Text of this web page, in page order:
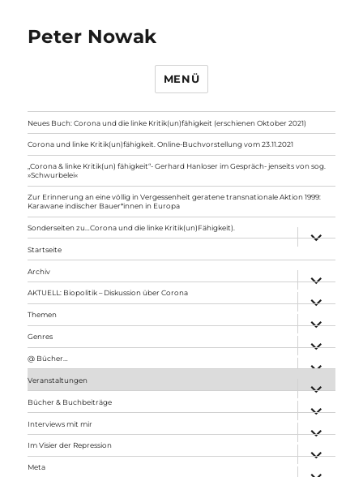
Peter Nowak
MENÜ
Neues Buch: Corona und die linke Kritik(un)fähigkeit (erschienen Oktober 2021)
Corona und linke Kritik(un)fähigkeit. Online-Buchvorstellung vom 23.11.2021
„Corona & linke Kritik(un) fähigkeit“- Gerhard Hanloser im Gespräch- jenseits von sog.
»Schwurbelei«
Zur Erinnerung an eine völlig in Vergessenheit geratene transnationale Aktion 1999:
Karawane indischer Bauer*innen in Europa
Sonderseiten zu…Corona und die linke Kritik(un)Fähigkeit).
anzeigen
Startseite
Archiv
anzeigen
AKTUELL: Biopolitik – Diskussion über Corona
anzeigen
Themen
anzeigen
Genres
anzeigen
@ Bücher…
Veranstaltungen
anzeigen
Bücher & Buchbeiträge
anzeigen
Interviews mit mir
anzeigen
Im Visier der Repression
anzeigen
Meta